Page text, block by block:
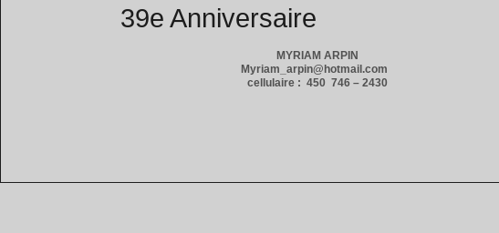
39e Anniversaire
MYRIAM ARPIN
Myriam_arpin@hotmail.com
cellulaire : 450 746 – 2430